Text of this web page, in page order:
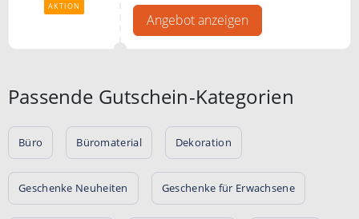
AKTION
Angebot anzeigen
Passende Gutschein-Kategorien
Büro Büromaterial Dekoration
Geschenke Neuheiten Geschenke für Erwachsene